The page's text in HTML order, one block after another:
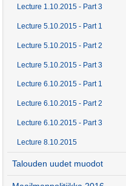
Lecture 1.10.2015 - Part 3
Lecture 5.10.2015 - Part 1
Lecture 5.10.2015 - Part 2
Lecture 5.10.2015 - Part 3
Lecture 6.10.2015 - Part 1
Lecture 6.10.2015 - Part 2
Lecture 6.10.2015 - Part 3
Lecture 8.10.2015
Talouden uudet muodot